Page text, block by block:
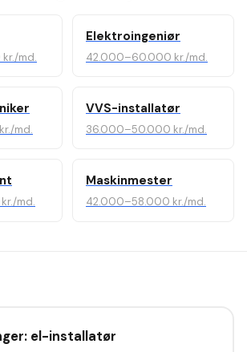
md.
Elektroingeniør
42.000–60.000 kr./md.
md.
VVS-installatør
36.000–50.000 kr./md.
md.
Maskinmester
42.000–58.000 kr./md.
el-installatør